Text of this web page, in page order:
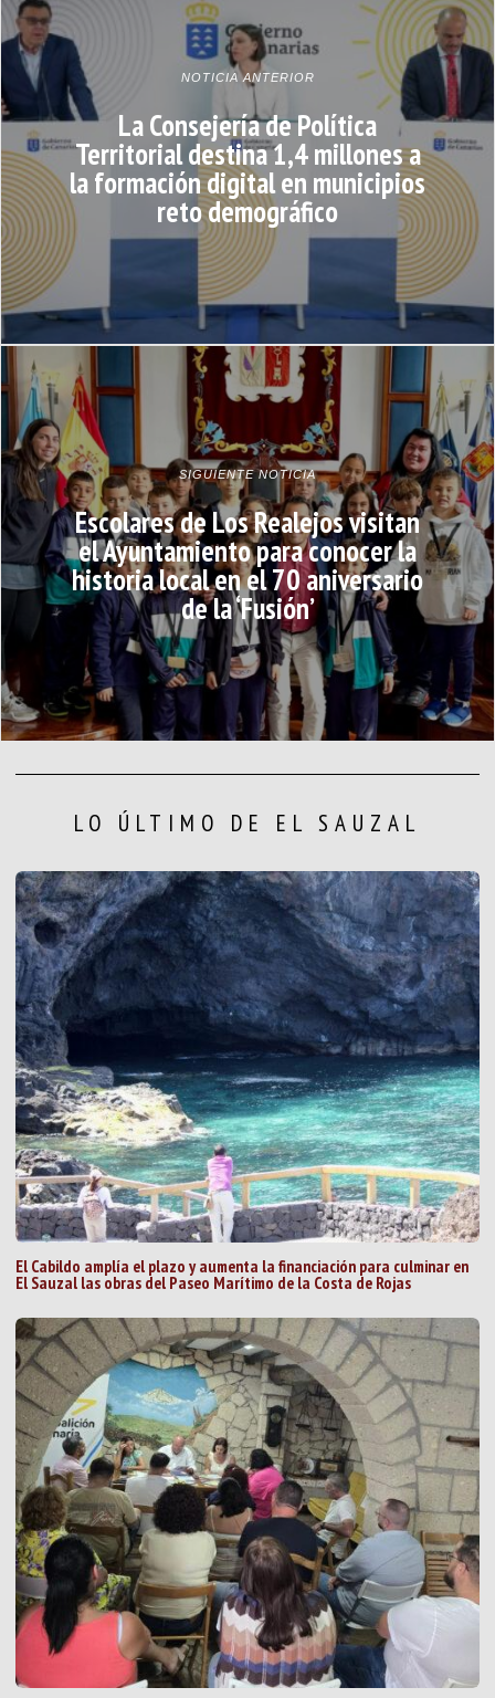
NOTICIA ANTERIOR
La Consejería de Política
Territorial destina 1,4 millones a
la formación digital en municipios
reto demográfico
SIGUIENTE NOTICIA
Escolares de Los Realejos visitan
el Ayuntamiento para conocer la
historia local en el 70 aniversario
de la ‘Fusión’
LO ÚLTIMO DE EL SAUZAL
El Cabildo amplía el plazo y aumenta la financiación para culminar en
El Sauzal las obras del Paseo Marítimo de la Costa de Rojas